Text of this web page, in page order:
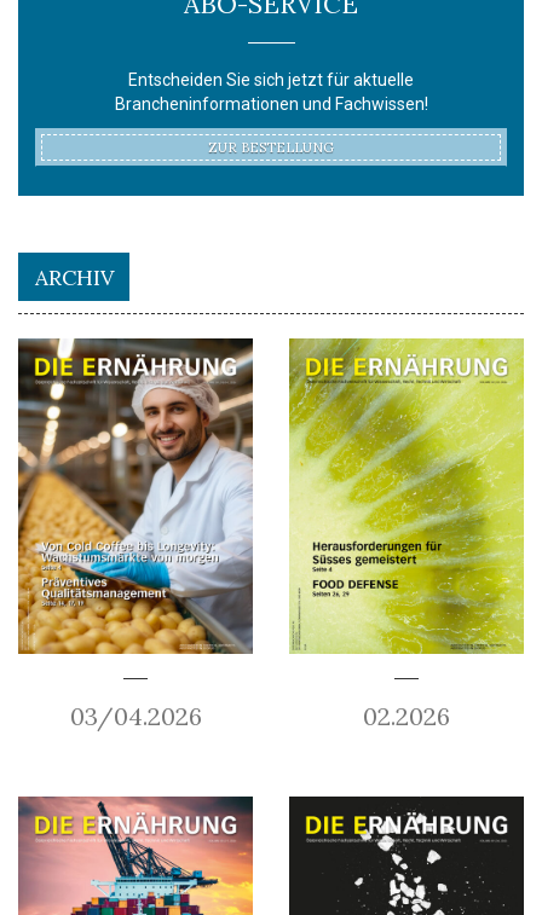
Entscheiden Sie sich jetzt für aktuelle
Brancheninformationen und Fachwissen!
ZUR BESTELLUNG
ARCHIV
03/04.2026 02.2026